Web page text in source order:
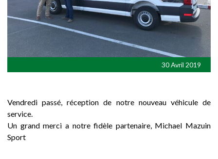
30 Avril 2019
Vendredi passé, réception de notre nouveau véhicule de
service.
Un grand merci a notre fidèle partenaire, Michael Mazuin
Sport